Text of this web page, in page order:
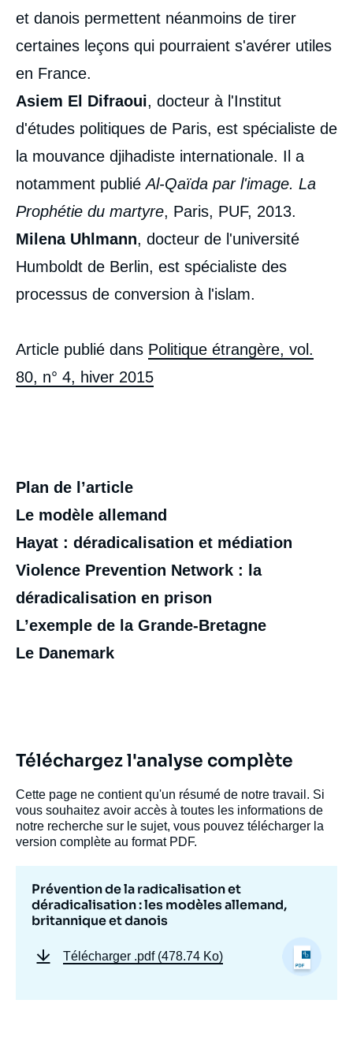
et danois permettent néanmoins de tirer
certaines leçons qui pourraient s'avérer utiles
en France.
Asiem El Difraoui, docteur à l'Institut
d'études politiques de Paris, est spécialiste de
la mouvance djihadiste internationale. Il a
notamment publiéAl-Qaïda par l'image. La
Prophétie du martyre, Paris, PUF, 2013.
Milena Uhlmann, docteur de l'université
Humboldt de Berlin, est spécialiste des
processus de conversion à l'islam.
Article publié dans Politique étrangère, vol.
80, n° 4, hiver 2015
Plan de l’article
Le modèle allemand
Hayat : déradicalisation et médiation
Violence Prevention Network : la
déradicalisation en prison
L’exemple de la Grande-Bretagne
Le Danemark
Téléchargez l'analyse complète
Cette page ne contient qu'un résumé de notre travail. Si
vous souhaitez avoir accès à toutes les informations de
notre recherche sur le sujet, vous pouvez télécharger la
version complète au format PDF.
Prévention de la radicalisation et
déradicalisation : les modèles allemand,
britannique et danois
Télécharger .pdf (478.74 Ko)